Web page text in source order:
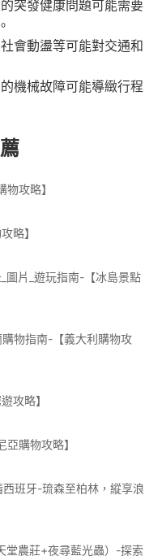
突發健康問題可能需要
會動盪等可能對交通和
機械故障可能導緻行程
攻略】
略】
圖片_遊玩指南-【冰島景點
物指南-【義大利購物攻
攻略】
購物攻略】
班牙-琉森至柏林，縱享浪
堂農莊+夜尋藍光蟲）-探索